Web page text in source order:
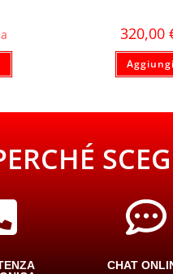
320,00
CHAT